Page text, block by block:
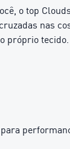
o top
nas
próprio tecido.